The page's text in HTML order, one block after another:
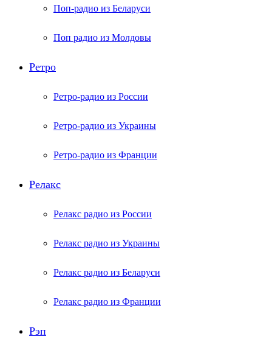
Поп-радио из Беларуси
Поп радио из Молдовы
Ретро
Ретро-радио из России
Ретро-радио из Украины
Ретро-радио из Франции
Релакс
Релакс радио из России
Релакс радио из Украины
Релакс радио из Беларуси
Релакс радио из Франции
Рэп